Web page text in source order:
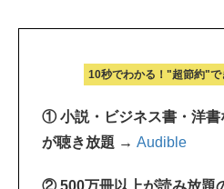
10秒でわかる！"超節約"で
① 小説・ビジネス書・洋書
が聴き放題 → Audible
② 500万冊以上が読み放題